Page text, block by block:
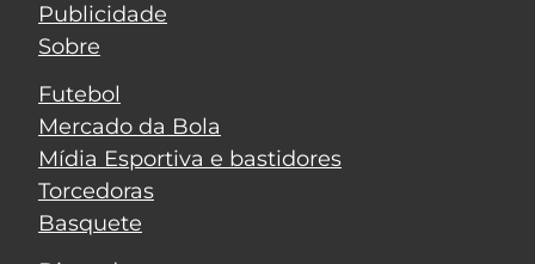
Publicidade
Sobre
Futebol
Mercado da Bola
Mídia Esportiva e bastidores
Torcedoras
Basquete